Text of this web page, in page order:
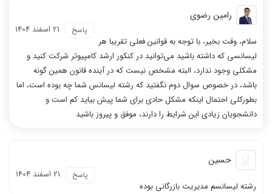
رامین رضوی
21 اسفند 1404 پاسخ
سلام، وقت بخیر، با توجه به قوانین فعلی تقریبا هر
لیسانسی که داشته باشید می‌توانید در کنکور ارشد کامپیوتر شرکت کنید و
مشکلی وجود ندارد، البته مشخص نیست که در آینده قانون همین گونه
باشد، در خصوص سوال دوم نگفتید که رشته لیسانس شما چه بوده است، اما
بطورکلی احتمال اینکه مشکل حادی برای شما پیش بیاید کم است و
دانشجویان زیادی این شرایط را دارند، موفق و پیروز باشید
حسین
21 اسفند 1404 پاسخ
رشته لیسانسم مدیریت بازرگانی بوده